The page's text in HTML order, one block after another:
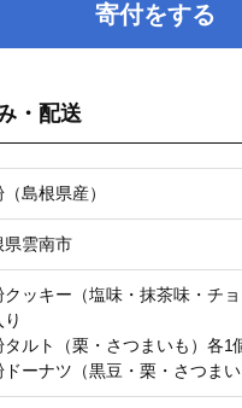
寄付をする
・配送
島根県産）
県雲南市
クッキー（塩味・抹茶味・チ
タルト（栗・さつまいも）各1
ドーナツ（黒豆・栗・さつま